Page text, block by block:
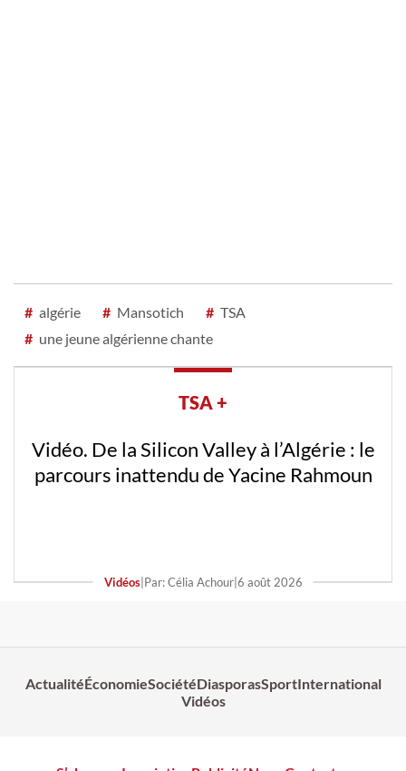
# algérie # Mansotich # TSA
# une jeune algérienne chante
TSA +
Vidéo. De la Silicon Valley à l’Algérie : le
parcours inattendu de Yacine Rahmoun
Vidéos|Par: Célia Achour|6 août 2026
ActualitéÉconomieSociétéDiasporasSportInternational
Vidéos